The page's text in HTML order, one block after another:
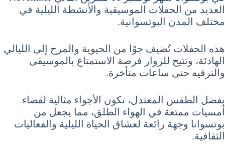
العديد من الحفلات الموسيقية والأنشطة الليلية في
مختلف المدن البوتسوانية.
هذه الحفلات تُضيف جوًا من الحيوية والمرح إلى الليالي
الهادئة، وتتيح للزوار فرصة الاستمتاع بالموسيقى
والترفيه حتى ساعات متأخرة.
بفضل الطقس المعتدل، تكون الأجواء مثالية لقضاء
أمسيات ممتعة في الهواء الطلق، مما يجعل من
بوتسوانا وجهة رائعة لعشاق الحياة الليلية والفعاليات
الثقافية.